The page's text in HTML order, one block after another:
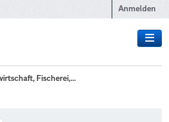
Anmelden
Fischerei,...